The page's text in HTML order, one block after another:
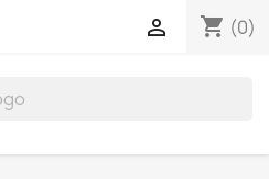
shopping_cart (0)
